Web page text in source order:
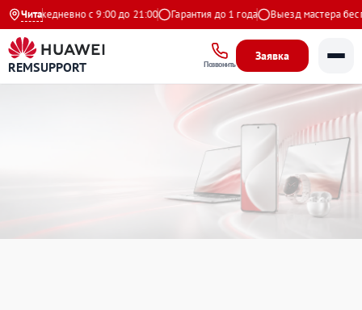
Чита
Ежедневно с 9:00 до 21:00 Гарантия до 1 года Выезд мастера
REMSUPPORT Позвонить
Заявка